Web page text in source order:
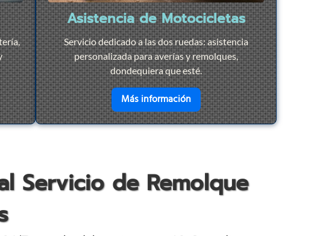
surReparación Rápida
Asistencia de Motocicletas
Servicio dedicado a las dos ruedas: asistencia
personalizada para averías y remolques,
dondequiera que esté.
Más informaciónen savoir plus surAsistencia
Servicio de Remolque